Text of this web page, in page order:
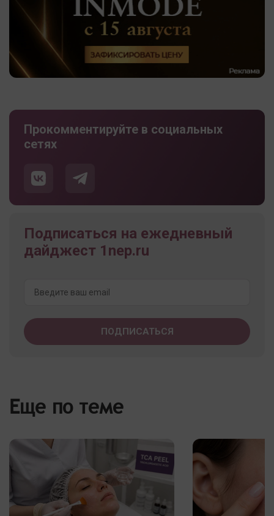
Прокомментируйте в социальных
сетях
Подписаться на ежедневный
дайджест 1nep.ru
Еще по теме